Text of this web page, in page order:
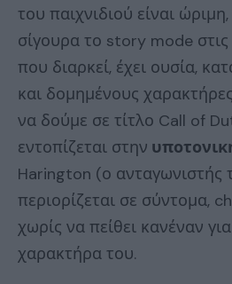
του παιχνιδιού είναι
σίγουρα το story mode στις
που διαρκεί, έχει ουσία,
και δομημένους
να δούμε σε τίτλο Call of
εντοπίζεται στην
Harington (ο ανταγωνιστής
περιορίζεται σε σύντομα,
χωρίς να πείθει κανέναν
χαρακτήρα του.